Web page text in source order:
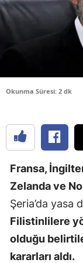
Okunma Süresi: 2 dk
Fransa,
Zelanda ve
Şeria’da yasa
Filistinlilere
olduğu
kararları aldı.